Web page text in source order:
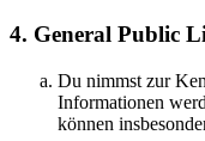
4. General Public
Du nimmst zur
Informationen
können